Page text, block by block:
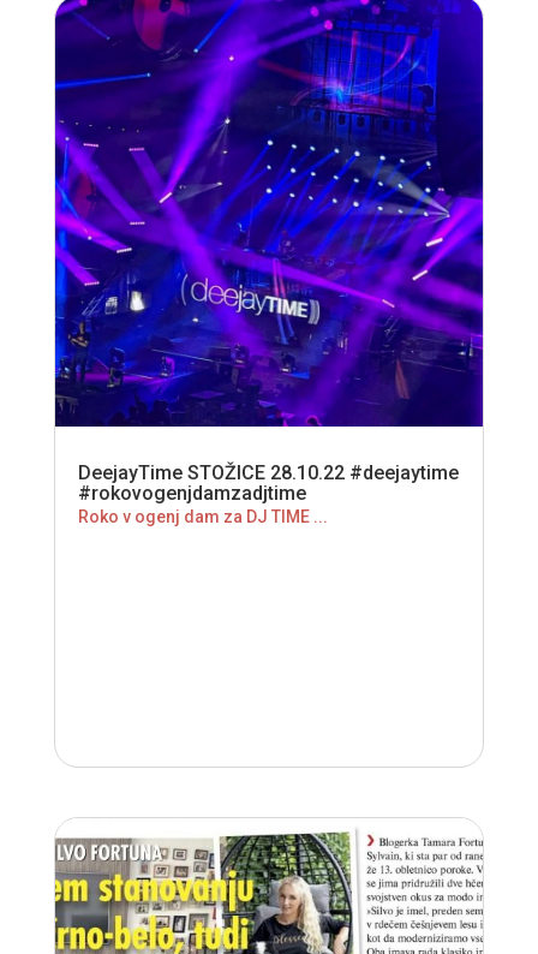
DeejayTime STOŽICE 28.10.22 #deejaytime
#rokovogenjdamzadjtime
Roko v ogenj dam za DJ TIME ...